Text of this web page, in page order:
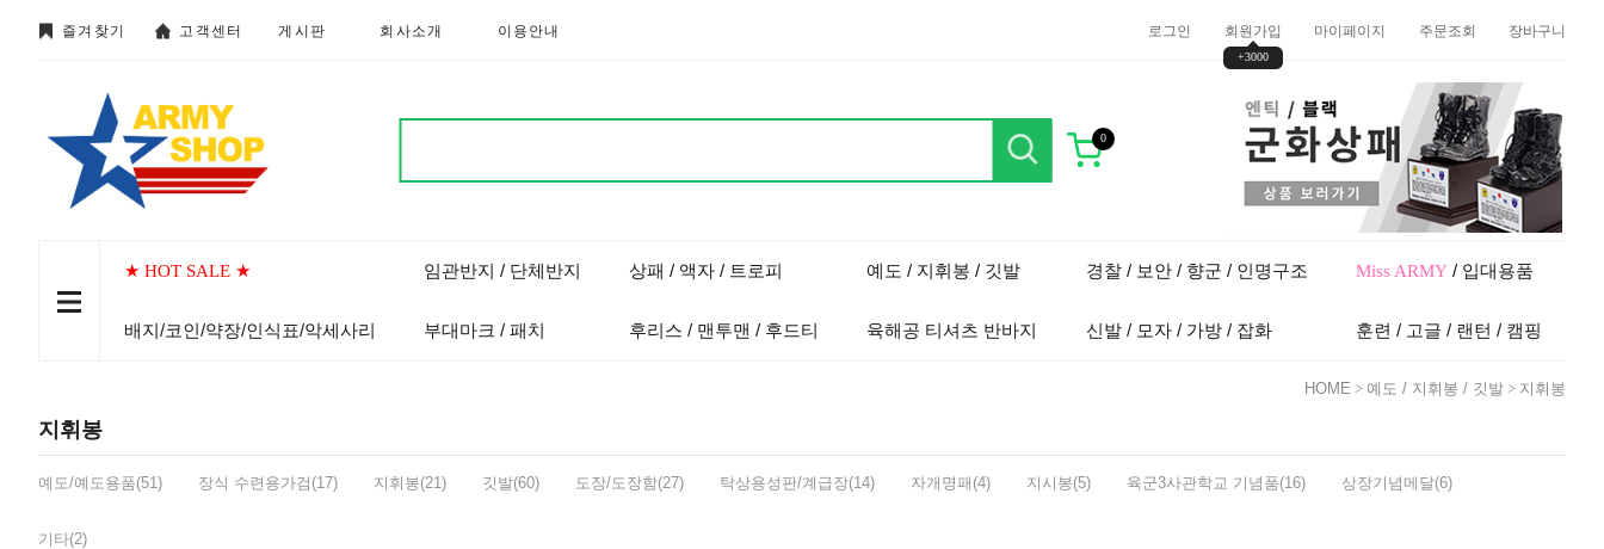
즐겨찾기 고객센터 게시판 회사소개 이용안내 로그인 회원가입
+3000
마이페이지 주문조회 장바구니
0
★ HOT SALE ★
배지/코인/약장/인식표/악세사리
임관반지 / 단체반지
부대마크 / 패치
상패 / 액자 / 트로피
후리스 / 맨투맨 / 후드티
예도 / 지휘봉 / 깃발
육해공 티셔츠 반바지
경찰 / 보안 / 향군 / 인명구조
신발 / 모자 / 가방 / 잡화
Miss ARMY/ 입대용품
훈련 / 고글 / 랜턴 / 캠핑
HOME > 예도 / 지휘봉 / 깃발 > 지휘봉
지휘봉
예도/예도용품(51) 장식 수련용가검(17) 지휘봉(21) 깃발(60) 도장/도장함(27) 탁상용성판/계급장(14) 자개명패(4) 지시봉(5) 육군3사관학교 기념품(16) 상장기념메달(6)
기타(2)